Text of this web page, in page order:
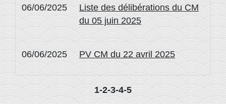
06/06/2025
Liste des délibérations du CM
du 05 juin 2025
06/06/2025 PV CM du 22 avril 2025
1-2-3-4-5